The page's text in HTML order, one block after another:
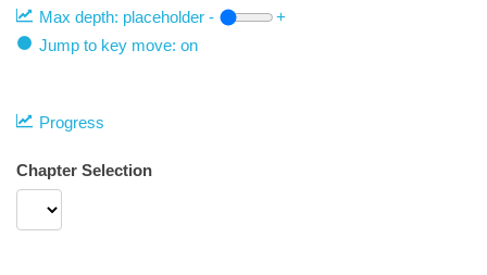
Max depth: placeholder -
+
Jump to key move: on
Progress
Chapter Selection